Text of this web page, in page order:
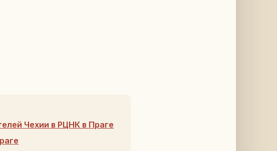
Чехии в РЦНК в Праге